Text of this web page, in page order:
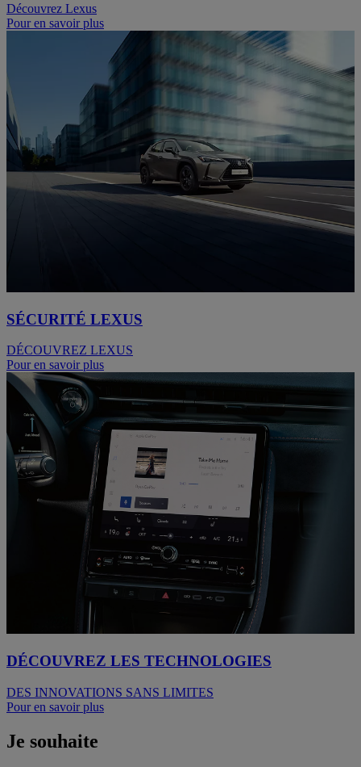
Découvrez Lexus
Pour en savoir plus
SÉCURITÉ LEXUS
DÉCOUVREZ LEXUS
Pour en savoir plus
DÉCOUVREZ LES TECHNOLOGIES
DES INNOVATIONS SANS LIMITES
Pour en savoir plus
Je souhaite